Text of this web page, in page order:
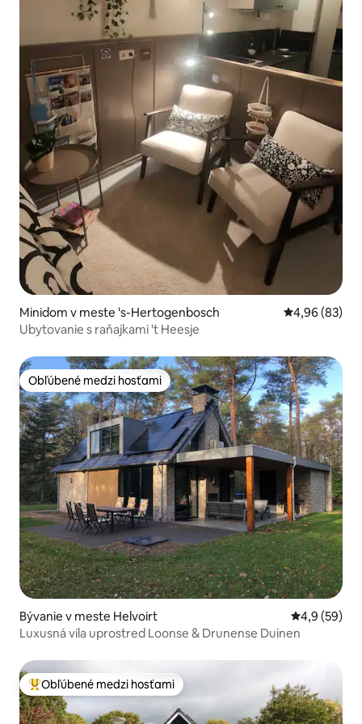
Minidom v meste 's-Hertogenbosch Priemerné
4,96 (83)
Ubytovanie s raňajkami 't Heesje
Obľúbené medzi hosťami
Obľúbené medzi hosťami
Bývanie v meste Helvoirt Priemerné
4,9 (59)
Luxusná vila uprostred Loonse & Drunense Duinen
Najobľúbenejšie medzi hosťami
Obľúbené medzi hosťami